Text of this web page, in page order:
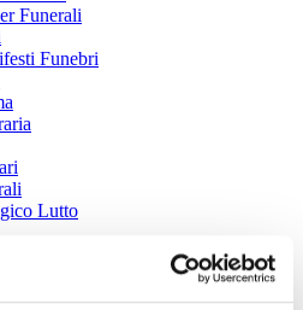
Funerali
Funebri
Lutto
e Monumenti Funerari